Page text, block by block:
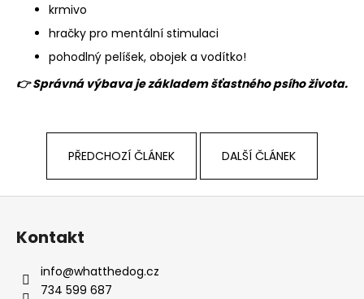
krmivo
hračky pro mentální stimulaci
pohodlný pelíšek, obojek a vodítko!
👉 Správná výbava je základem šťastného psího života.
PŘEDCHOZÍ ČLÁNEK DALŠÍ ČLÁNEK
Z
Kontakt
info@whatthedog.cz
734 599 687